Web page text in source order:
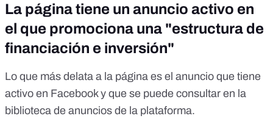
La página tiene un anuncio activo en
el que promociona una "estructura de
financiación e inversión"
Lo que más delata a la página es el anuncio que tiene
activo en Facebook y que se puede consultar en la
biblioteca de anuncios de la plataforma.